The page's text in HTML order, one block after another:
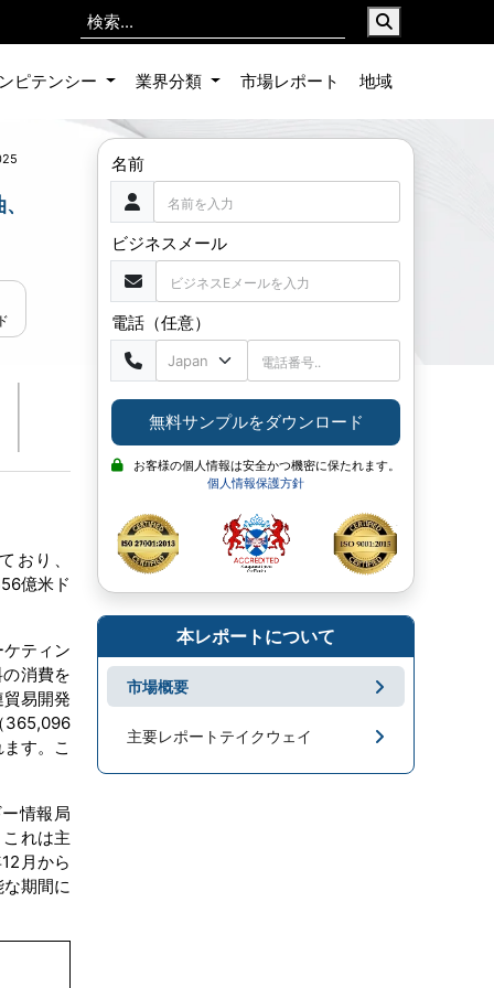
ピテンシー 業界分類 市場レポート 地域
おり、
億米ド
ティン
消費を
易開発
365,096
す。こ
情報局
れは主
月から
期間に
名前
ビジネスメール
電話（任意）
無料サンプルをダウンロード
お客様の個人情報は安全かつ機密に保たれます。
個人情報保護方針
本レポートについて
市場概要
主要レポートテイクウェイ